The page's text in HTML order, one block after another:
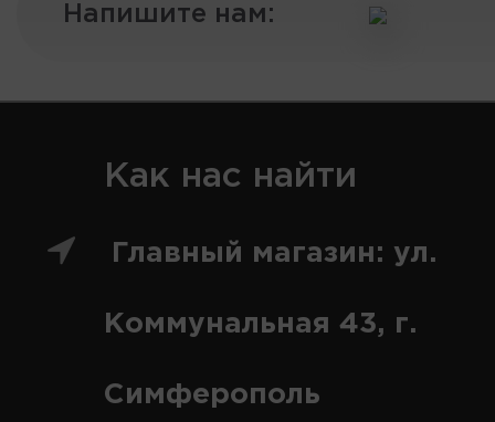
Напишите нам:
Как нас найти
Главный магазин: ул.
Коммунальная 43, г.
Симферополь